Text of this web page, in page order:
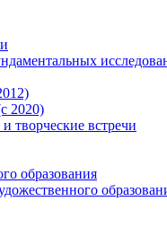
2020)
творческие встречи
образования